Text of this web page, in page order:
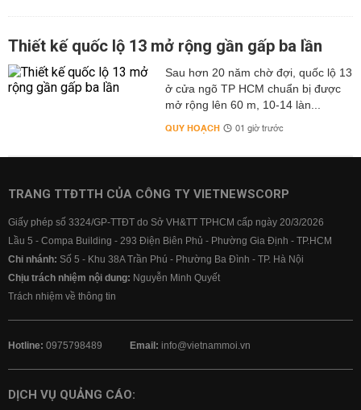
Thiết kế quốc lộ 13 mở rộng gần gấp ba lần
Sau hơn 20 năm chờ đợi, quốc lộ 13
ở cửa ngõ TP HCM chuẩn bị được
mở rộng lên 60 m, 10-14 làn...
QUY HOẠCH 01 giờ trước
TRANG TTĐTTH CỦA CÔNG TY VIETNEWSCORP
Giấy phép số 3324/GP-TTĐT do Sở VH&TT TPHCM cấp ngày 20/3/2026
Lầu 5 - Compa Building - 293 Điện Biên Phủ - Phường Gia Định - TP.HCM
Chi nhánh: Số 5 - Khu 38A Trần Phú - Phường Ba Đình - TP. Hà Nội
Chịu trách nhiệm nội dung: Nguyễn Minh Quyết
Trách nhiệm về thông tin
Hotline: 0975798489 Email: info@vietnammoi.vn
DỊCH VỤ QUẢNG CÁO: